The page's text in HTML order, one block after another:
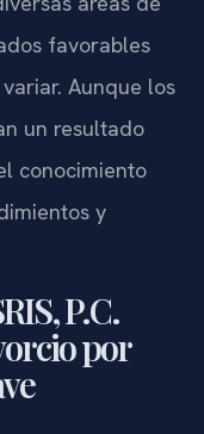
favorables
Aunque los
un resultado
conocimiento
y
P.C.
por